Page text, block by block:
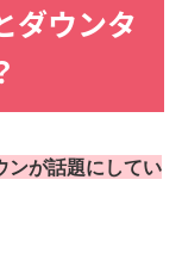
ダウンタ
ンが話題にしてい